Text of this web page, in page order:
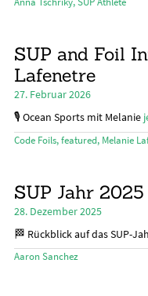
SUP and Foil
Lafenetre
27. Februar 2026
🎙️ Ocean Sports mit Melanie
Code Foils, featured, Melanie
SUP Jahr
28. Dezember 2025
🏁 Rückblick auf das SUP-
Aaron Sanchez